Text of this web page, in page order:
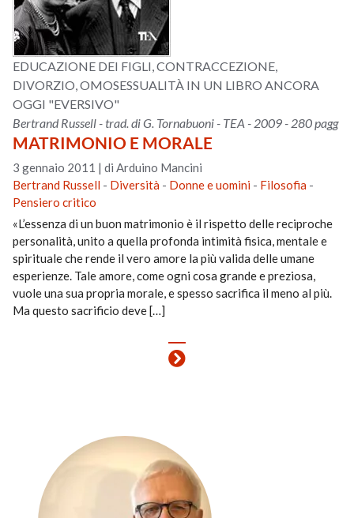
EDUCAZIONE DEI FIGLI, CONTRACCEZIONE,
DIVORZIO, OMOSESSUALITÀ IN UN LIBRO ANCORA
OGGI "EVERSIVO"
Bertrand Russell - trad. di G. Tornabuoni - TEA - 2009 - 280 pagg
MATRIMONIO E MORALE
3 gennaio 2011 |di Arduino Mancini
Bertrand Russell - Diversità - Donne e uomini - Filosofia -
Pensiero critico
«L’essenza di un buon matrimonio è il rispetto delle reciproche
personalità, unito a quella profonda intimità fisica, mentale e
spirituale che rende il vero amore la più valida delle umane
esperienze. Tale amore, come ogni cosa grande e preziosa,
vuole una sua propria morale, e spesso sacrifica il meno al più.
Ma questo sacrificio deve […]